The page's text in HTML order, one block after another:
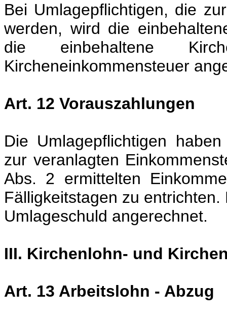
Bei Umlagepflichtigen, die
werden, wird die
die einbehaltene
Kircheneinkommensteuer
Art. 12 Vorauszahlungen
Die Umlagepflichtigen
zur veranlagten
Abs. 2 ermittelten
Fälligkeitstagen zu
Umlageschuld angerechnet.
III. Kirchenlohn- und
Art. 13 Arbeitslohn - Abzug